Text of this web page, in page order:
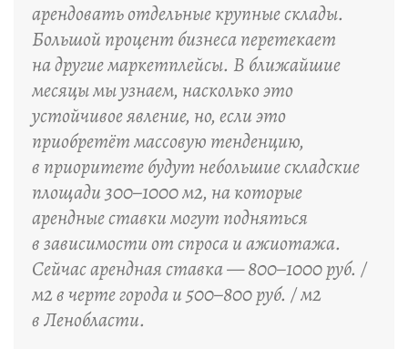
арендовать отдельные крупные склады.
Большой процент бизнеса перетекает
на другие маркетплейсы. В ближайшие
месяцы мы узнаем, насколько это
устойчивое явление, но, если это
приобретёт массовую тенденцию,
в приоритете будут небольшие складские
площади 300–1000 м2, на которые
арендные ставки могут подняться
в зависимости от спроса и ажиотажа.
Сейчас арендная ставка — 800–1000 руб. /
м2 в черте города и 500–800 руб. / м2
в Ленобласти.